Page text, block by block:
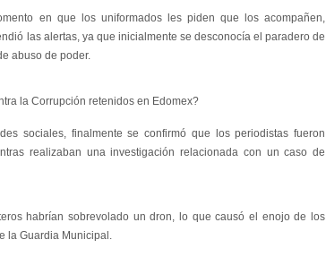
en que los uniformados les piden que los acompañen,
las alertas, ya que inicialmente se desconocía el paradero de
abuso de poder.
la Corrupción retenidos en Edomex?
sociales, finalmente se confirmó que los periodistas fueron
realizaban una investigación relacionada con un caso de
habrían sobrevolado un dron, lo que causó el enojo de los
la Guardia Municipal.